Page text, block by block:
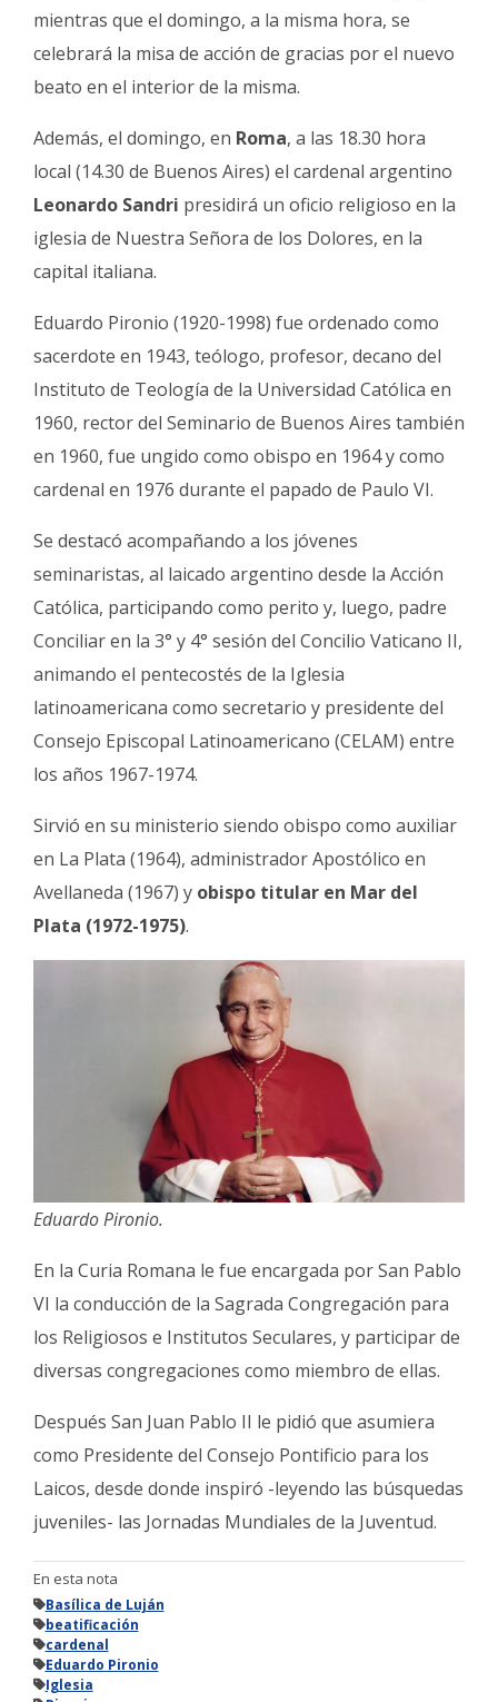
mientras que el domingo, a la misma hora, se
celebrará la misa de acción de gracias por el nuevo
beato en el interior de la misma.
Además, el domingo, en Roma, a las 18.30 hora
local (14.30 de Buenos Aires) el cardenal argentino
Leonardo Sandri presidirá un oficio religioso en la
iglesia de Nuestra Señora de los Dolores, en la
capital italiana.
Eduardo Pironio (1920-1998) fue ordenado como
sacerdote en 1943, teólogo, profesor, decano del
Instituto de Teología de la Universidad Católica en
1960, rector del Seminario de Buenos Aires también
en 1960, fue ungido como obispo en 1964 y como
cardenal en 1976 durante el papado de Paulo VI.
Se destacó acompañando a los jóvenes
seminaristas, al laicado argentino desde la Acción
Católica, participando como perito y, luego, padre
Conciliar en la 3° y 4° sesión del Concilio Vaticano II,
animando el pentecostés de la Iglesia
latinoamericana como secretario y presidente del
Consejo Episcopal Latinoamericano (CELAM) entre
los años 1967-1974.
Sirvió en su ministerio siendo obispo como auxiliar
en La Plata (1964), administrador Apostólico en
Avellaneda (1967) y obispo titular en Mar del
Plata (1972-1975).
Eduardo Pironio.
En la Curia Romana le fue encargada por San Pablo
VI la conducción de la Sagrada Congregación para
los Religiosos e Institutos Seculares, y participar de
diversas congregaciones como miembro de ellas.
Después San Juan Pablo II le pidió que asumiera
como Presidente del Consejo Pontificio para los
Laicos, desde donde inspiró -leyendo las búsquedas
juveniles- las Jornadas Mundiales de la Juventud.
En esta nota
Basílica de Luján
beatificación
cardenal
Eduardo Pironio
Iglesia